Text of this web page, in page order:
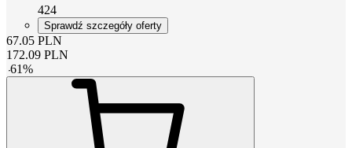
424
Sprawdź szczegóły oferty
67.05 PLN
172.09 PLN
-61%